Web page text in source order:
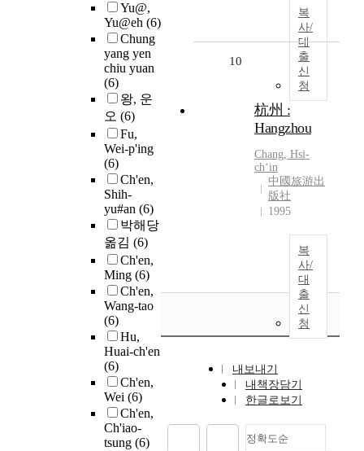
Yu@,
Yu@eh (6)
Chung
yang yen
chiu yuan
(6)
왕, 운
오 (6)
Fu,
Wei-p'ing
(6)
Ch'en,
Shih-
yu#an (6)
박해당
옮김 (6)
Ch'en,
Ming (6)
Ch'en,
Wang-tao
(6)
Hu,
Huai-ch'en
(6)
Ch'en,
Wei (6)
Ch'en,
Ch'iao-
tsung (6)
복
사/
대
출
신
청
10
杭州 :
Hangzhou
Chang, Hsi-
chʻin
中國旅游出
版社
1995
복
사/
대
출
신
청
내보내기
내책장담기
한글로보기
정확도순